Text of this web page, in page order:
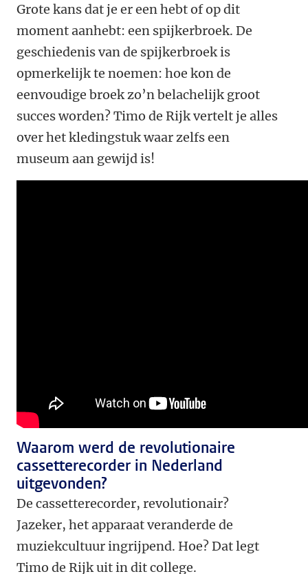
Grote kans dat je er een hebt of op dit
moment aanhebt: een spijkerbroek. De
geschiedenis van de spijkerbroek is
opmerkelijk te noemen: hoe kon de
eenvoudige broek zo’n belachelijk groot
succes worden? Timo de Rijk vertelt je alles
over het kledingstuk waar zelfs een
museum aan gewijd is!
Waarom werd de revolutionaire
cassetterecorder in Nederland
uitgevonden?
De cassetterecorder, revolutionair?
Jazeker, het apparaat veranderde de
muziekcultuur ingrijpend. Hoe? Dat legt
Timo de Rijk uit in dit college.